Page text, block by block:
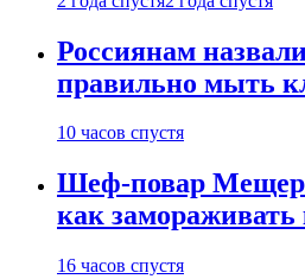
Россиянам
правильно мыть
10 часов спустя
Шеф-повар
как
16 часов спустя